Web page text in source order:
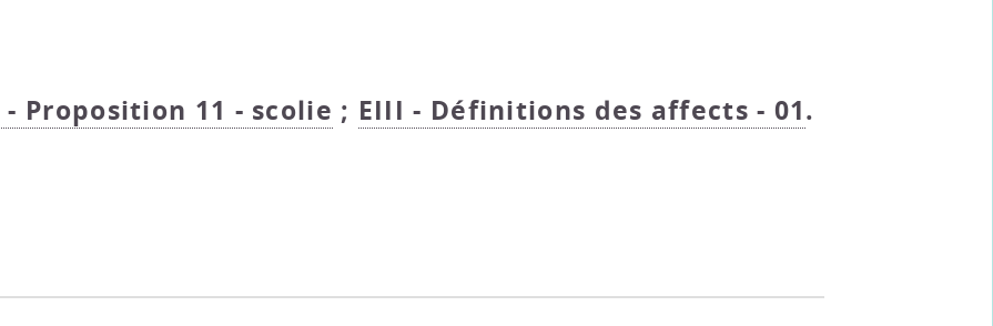
- Proposition 11 - scolie ; EIII - Définitions des affects - 01.